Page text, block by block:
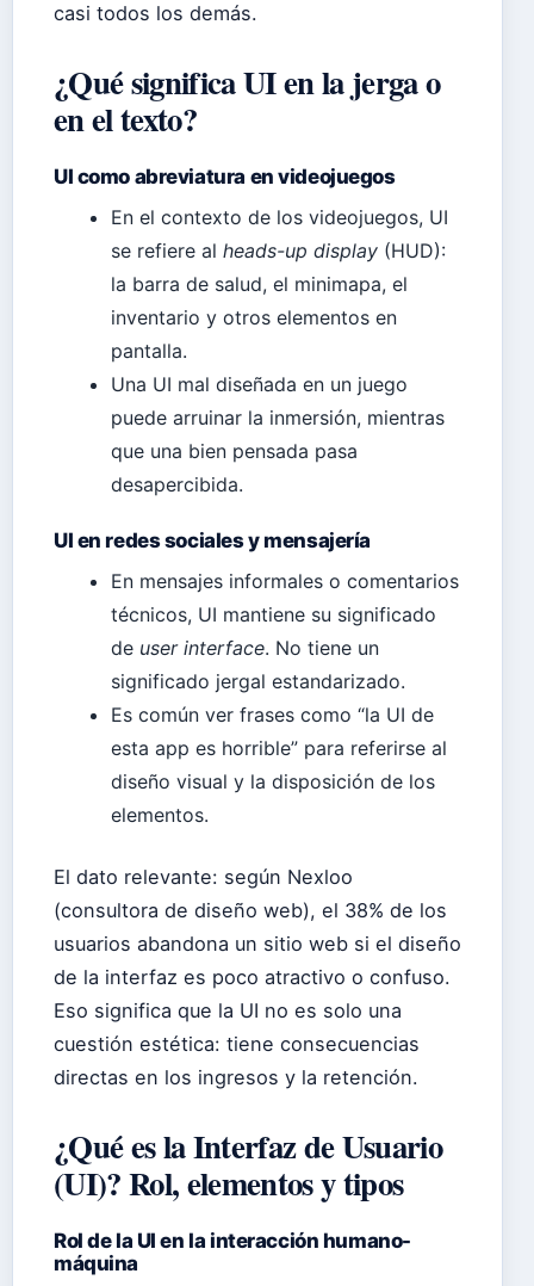
casi todos los demás.
¿Qué significa UI en la jerga o
en el texto?
UI como abreviatura en videojuegos
En el contexto de los videojuegos, UI
se refiere al heads-up display (HUD):
la barra de salud, el minimapa, el
inventario y otros elementos en
pantalla.
Una UI mal diseñada en un juego
puede arruinar la inmersión, mientras
que una bien pensada pasa
desapercibida.
UI en redes sociales y mensajería
En mensajes informales o comentarios
técnicos, UI mantiene su significado
de user interface. No tiene un
significado jergal estandarizado.
Es común ver frases como “la UI de
esta app es horrible” para referirse al
diseño visual y la disposición de los
elementos.
El dato relevante: según Nexloo
(consultora de diseño web), el 38% de los
usuarios abandona un sitio web si el diseño
de la interfaz es poco atractivo o confuso.
Eso significa que la UI no es solo una
cuestión estética: tiene consecuencias
directas en los ingresos y la retención.
¿Qué es la Interfaz de Usuario
(UI)? Rol, elementos y tipos
Rol de la UI en la interacción humano-
máquina